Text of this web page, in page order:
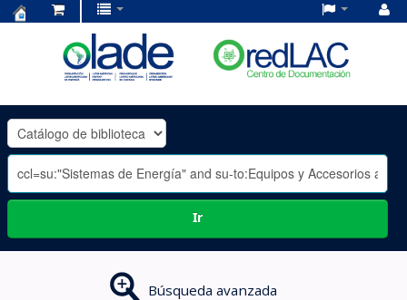
OLADE
-
Ir
Búsqueda avanzada